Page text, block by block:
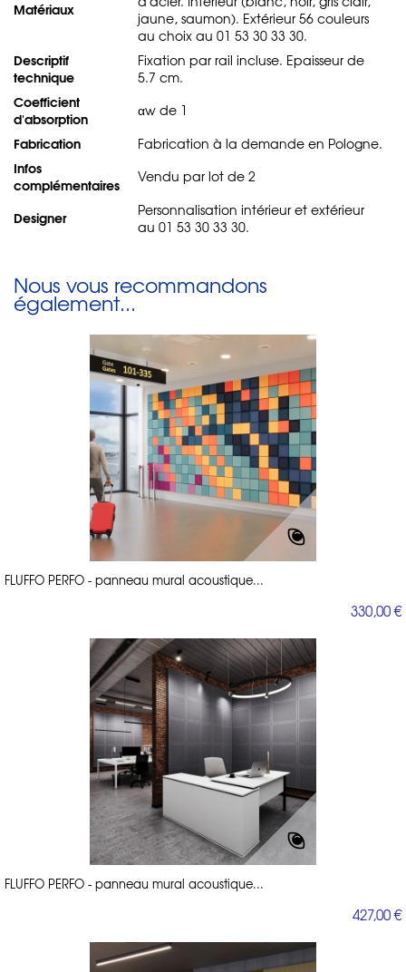
Matériaux
jaune, saumon). Extérieur 56 couleurs
au choix au 01 53 30 33 30.
Descriptif
technique
Fixation par rail incluse. Epaisseur de
5.7 cm.
Coefficient
d'absorption
αw de 1
Fabrication Fabrication à la demande en Pologne.
Infos
complémentaires
Vendu par lot de 2
Designer
Personnalisation intérieur et extérieur
au 01 53 30 33 30.
Nous vous recommandons
également...
FLUFFO PERFO - panneau mural acoustique...
330,00 €
FLUFFO PERFO - panneau mural acoustique...
427,00 €